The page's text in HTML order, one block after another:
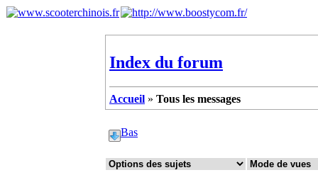
Index du forum
Accueil » Tous les messages
Bas